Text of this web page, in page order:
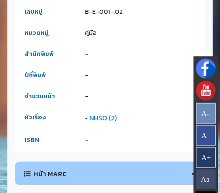
A-
A
A+
Aa
เลขหมู่ B-E-001-.02
หมวดหมู่ คู่มือ
สำนักพิมพ์ -
ปีที่พิมพ์ -
จำนวนหน้า -
หัวเรื่อง - NHSO (2)
ISBN -
หน้า MARC